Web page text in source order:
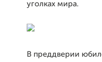
уголках мира.
В преддверии